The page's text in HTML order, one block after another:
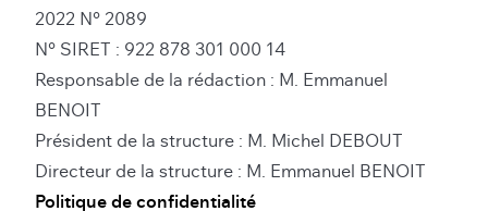
2022 N° 2089
N° SIRET : 922 878 301 000 14
Responsable de la rédaction : M. Emmanuel
BENOIT
Président de la structure : M. Michel DEBOUT
Directeur de la structure : M. Emmanuel BENOIT
Politique de confidentialité